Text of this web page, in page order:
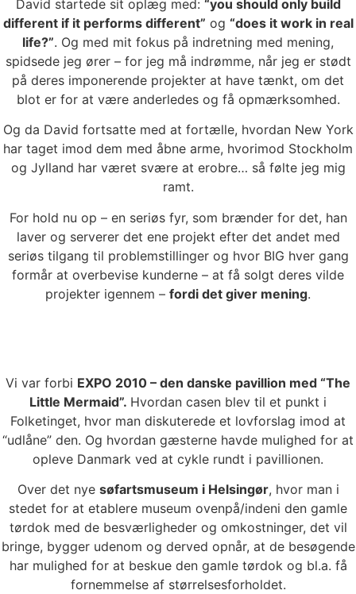
David startede sit oplæg med: “you should only build
different if it performs different” og “does it work in real
life?”. Og med mit fokus på indretning med mening,
spidsede jeg ører – for jeg må indrømme, når jeg er stødt
på deres imponerende projekter at have tænkt, om det
blot er for at være anderledes og få opmærksomhed.
Og da David fortsatte med at fortælle, hvordan New York
har taget imod dem med åbne arme, hvorimod Stockholm
og Jylland har været svære at erobre… så følte jeg mig
ramt.
For hold nu op – en seriøs fyr, som brænder for det, han
laver og serverer det ene projekt efter det andet med
seriøs tilgang til problemstillinger og hvor BIG hver gang
formår at overbevise kunderne – at få solgt deres vilde
projekter igennem – fordi det giver mening.
Vi var forbi EXPO 2010 – den danske pavillion med “The
Little Mermaid”. Hvordan casen blev til et punkt i
Folketinget, hvor man diskuterede et lovforslag imod at
“udlåne” den. Og hvordan gæsterne havde mulighed for at
opleve Danmark ved at cykle rundt i pavillionen.
Over det nye søfartsmuseum i Helsingør, hvor man i
stedet for at etablere museum ovenpå/indeni den gamle
tørdok med de besværligheder og omkostninger, det vil
bringe, bygger udenom og derved opnår, at de besøgende
har mulighed for at beskue den gamle tørdok og bl.a. få
fornemmelse af størrelsesforholdet.